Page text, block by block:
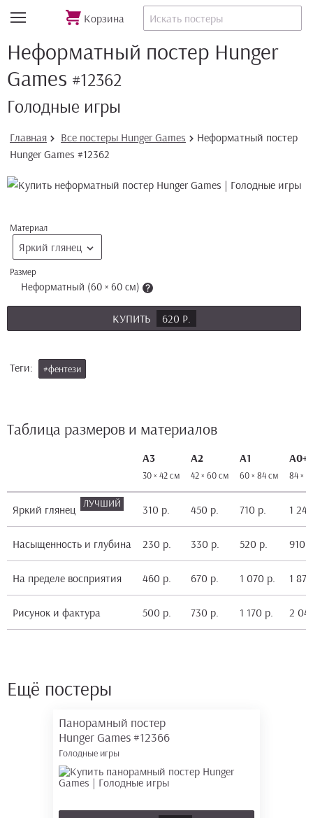
Корзина
Неформатный постер Hunger
Games #12362
Голодные игры
Главная Все постеры Hunger Games
Неформатный постер
Hunger Games #12362
Материал
Яркий глянец
Размер
Неформатный (60 × 60 см)
КУПИТЬ 620 Р.
Теги: #фентези
Таблица размеров и материалов
А3
30 × 42 см
А2
42 × 60 см
А1
60 × 84 см
А0+
84 ×
Яркий глянец 310 р. 450 р. 710 р. 1
Насыщенность и глубина 230 р. 330 р. 520 р. 910
На пределе восприятия 460 р. 670 р. 1 070 р. 1
Рисунок и фактура 500 р. 730 р. 1 170 р. 2
Ещё постеры
Панорамный постер
Hunger Games #12366
Голодные игры